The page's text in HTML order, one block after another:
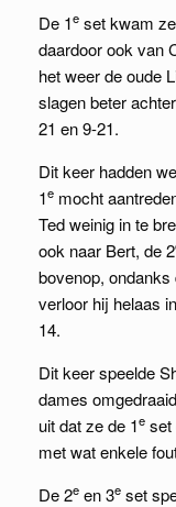
De 1e set kwam
daardoor ook van
het weer de oude
slagen beter
21 en 9-21.
Dit keer hadden
1e mocht
Ted weinig in te
ook naar Bert, de 2
bovenop,
verloor hij helaas
14.
Dit keer speelde
dames
uit dat ze de 1e set
met wat enkele
De 2e en 3e set